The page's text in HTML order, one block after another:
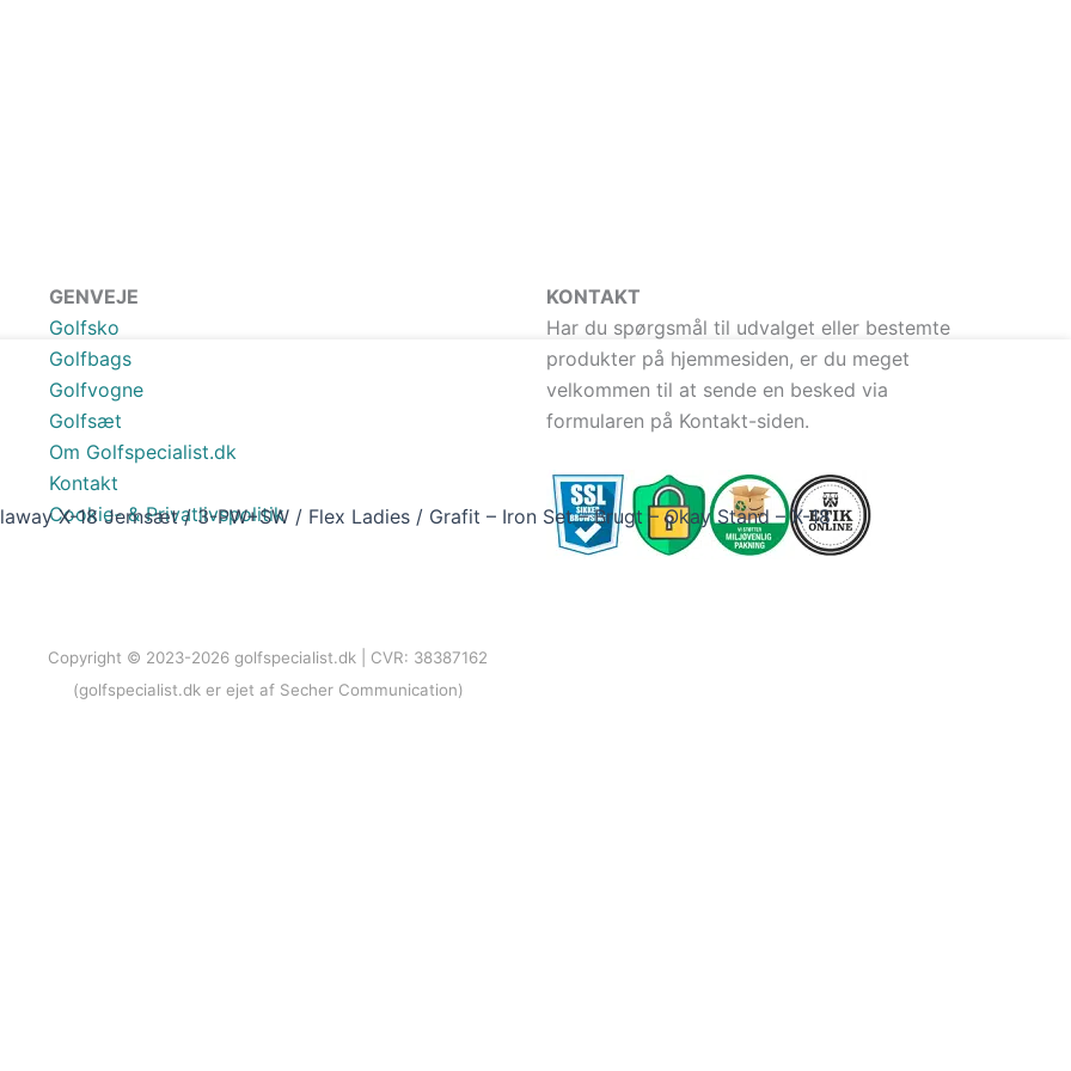
GENVEJE
Golfsko
Golfbags
Golfvogne
Golfsæt
Om Golfspecialist.dk
Kontakt
Cookie- & Privatlivspolitik
KONTAKT
Har du spørgsmål til udvalget eller bestemte
produkter på hjemmesiden, er du meget
velkommen til at sende en besked via
formularen på Kontakt-siden.
Copyright © 2023-2026 golfspecialist.dk | CVR: 38387162
(golfspecialist.dk er ejet af Secher Communication)
X-18 Jernsæt / 3-PW+SW / Flex Ladies / Grafit – Iron Set – Brugt – Okay Stand – X-18